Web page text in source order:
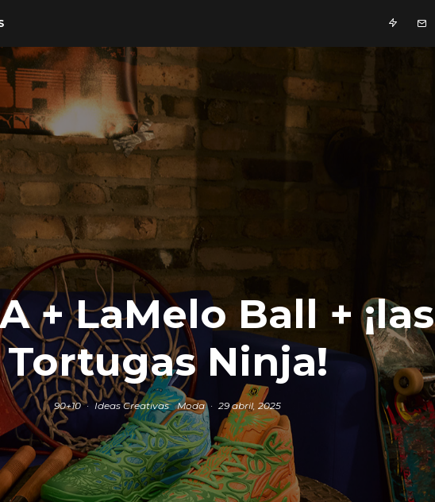
+ LaMelo Ball + ¡las
Tortugas Ninja!
90+10 · Ideas Creativas Moda · 29 abril, 2025